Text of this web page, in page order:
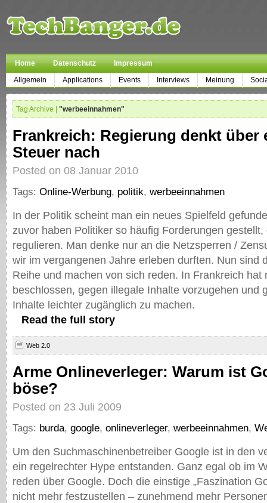
Home Datenschutz
Impressum
Allgemein
Applications Events Interviews Meinung
Tag Archive | "werbeeinnahmen"
Frankreich: Regierung denkt über
Steuer nach
Posted on 08 Januar 2010
Tags: Online-Werbung, politik, werbeeinnahmen
In der Politik scheint man ein neues Spielfeld
zuvor haben Politiker so häufig Forderungen
regulieren. Man denke nur an die Netzsperren /
wir im vergangenen Jahre erleben durften. Nun sind
Reihe und machen von sich reden. In Frankreich hat
beschlossen, gegen illegale Inhalte vorzugehen und
Inhalte leichter zugänglich zu machen.
Read the full story
Web 2.0
Arme Onlineverleger: Warum ist
böse?
Posted on 23 Juli 2009
Tags: burda, google, onlineverleger, werbeeinnahmen,
Um den Suchmaschinenbetreiber Google ist in den
ein regelrechter Hype entstanden. Ganz egal ob im
reden über Google. Doch die einstige „Faszination
nicht mehr festzustellen – zunehmend mehr